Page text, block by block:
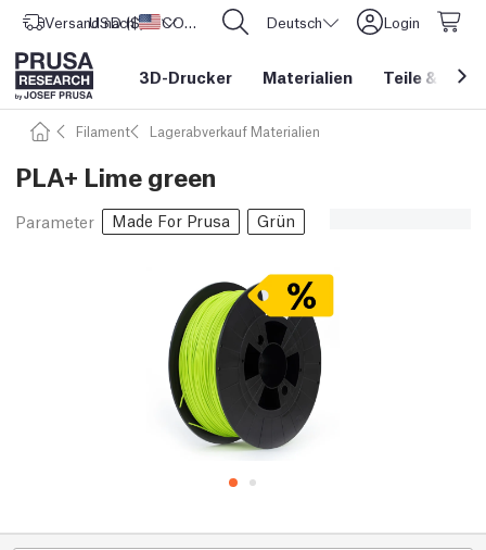
Versand nach Vereinigte Staaten
USD ($) CORE One L: Jetzt auf Lager! Deutsch Login
3D-Drucker Materialien Teile &
Filament Lagerabverkauf Materialien
PLA+ Lime green
Parameter Made For Prusa Grün